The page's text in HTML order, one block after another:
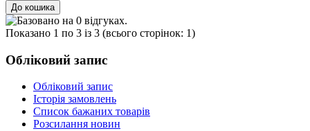
Показано 1 по 3 із 3 (всього сторінок: 1)
Обліковий запис
Обліковий запис
Історія замовлень
Список бажаних товарів
Розсилання новин